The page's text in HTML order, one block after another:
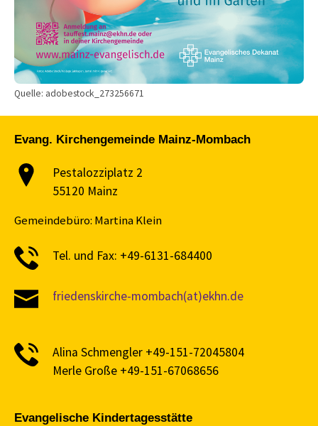
Quelle: adobestock_273256671
Evang. Kirchengemeinde Mainz-Mombach
Pestalozziplatz 2
55120 Mainz
Gemeindebüro: Martina Klein
Tel. und Fax: +49-6131-684400
friedenskirche-mombach(at)ekhn.de
Alina Schmengler +49-151-72045804
Merle Große +49-151-67068656
Evangelische Kindertagesstätte